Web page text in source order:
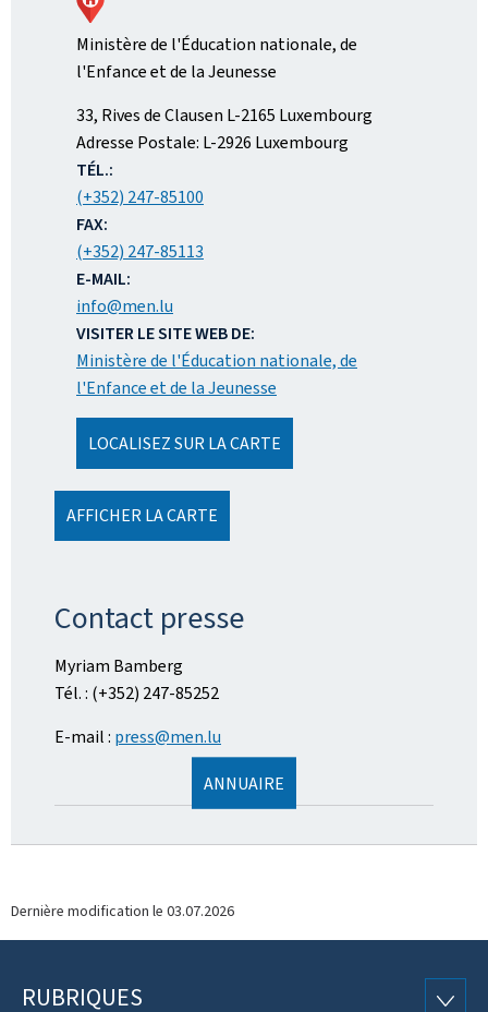
Ministère de l'Éducation nationale, de
l'Enfance et de la Jeunesse
ADRESSE
:
33, Rives de Clausen L-2165 Luxembourg
Adresse Postale: L-2926 Luxembourg
TÉL.:
(+352) 247-85100
FAX:
(+352) 247-85113
E-MAIL:
info@men.lu
VISITER LE SITE WEB DE:
Ministère de l'Éducation nationale, de
l'Enfance et de la Jeunesse
LOCALISEZ SUR LA CARTE
AFFICHER LA CARTE
Contact presse
Myriam Bamberg
Tél. : (+352) 247-85252
E-mail : press@men.lu
ANNUAIRE
Dernière modification le 03.07.2026
RUBRIQUES